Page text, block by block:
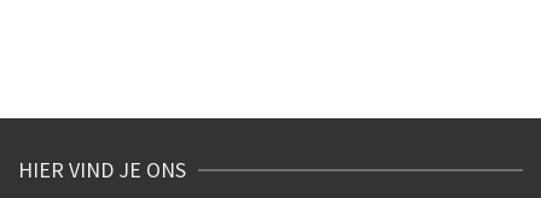
HIER VIND JE ONS